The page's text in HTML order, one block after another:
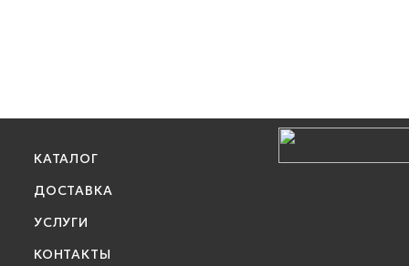
КАТАЛОГ
ДОСТАВКА
УСЛУГИ
КОНТАКТЫ